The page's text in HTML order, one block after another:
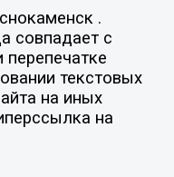
.
совпадает с
перепечатке
текстовых
на иных
на